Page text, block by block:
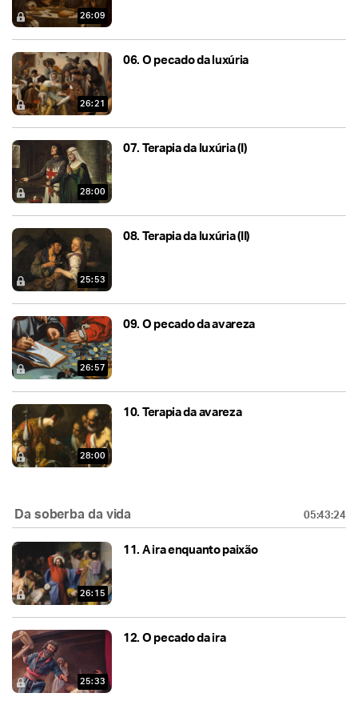
26:09
26:21
06. O pecado da luxúria
28:00
07. Terapia da luxúria (I)
25:53
08. Terapia da luxúria (II)
26:57
09. O pecado da avareza
28:00
10. Terapia da avareza
Da soberba da vida 05:43:24
26:15
11. A ira enquanto paixão
25:33
12. O pecado da ira